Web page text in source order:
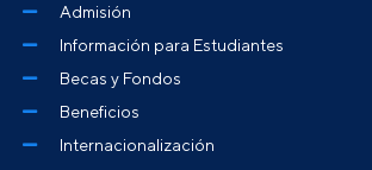
Admisión
Información para Estudiantes
Becas y Fondos
Beneficios
Internacionalización